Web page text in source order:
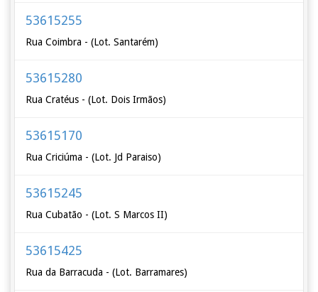
53615255
Rua Coimbra - (Lot. Santarém)
53615280
Rua Cratéus - (Lot. Dois Irmãos)
53615170
Rua Criciúma - (Lot. Jd Paraiso)
53615245
Rua Cubatão - (Lot. S Marcos II)
53615425
Rua da Barracuda - (Lot. Barramares)